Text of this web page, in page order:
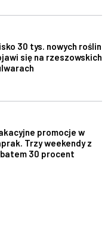
30 tys. nowych roślin
się na rzeszowskich
promocje w
Trzy weekendy z
30 procent